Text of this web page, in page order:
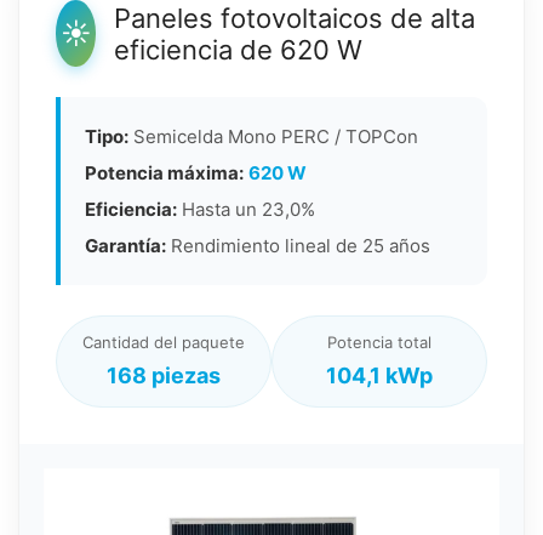
☀️
Paneles fotovoltaicos de alta
eficiencia de 620 W
Tipo: Semicelda Mono PERC / TOPCon
Potencia máxima: 620 W
Eficiencia: Hasta un 23,0%
Garantía: Rendimiento lineal de 25 años
Cantidad del paquete
168 piezas
Potencia total
104,1 kWp